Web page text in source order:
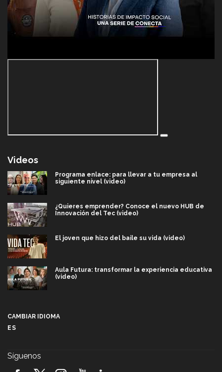
Videos
Programa enlace: para llevar a tu empresa al
siguiente nivel (video)
¿Quieres emprender? Conoce el nuevo HUB de
Innovación del Tec (video)
El joven que hizo del baile su vida (video)
Aula Futura: transformar la experiencia educativa
(video)
CAMBIAR IDIOMA
ES
Síguenos